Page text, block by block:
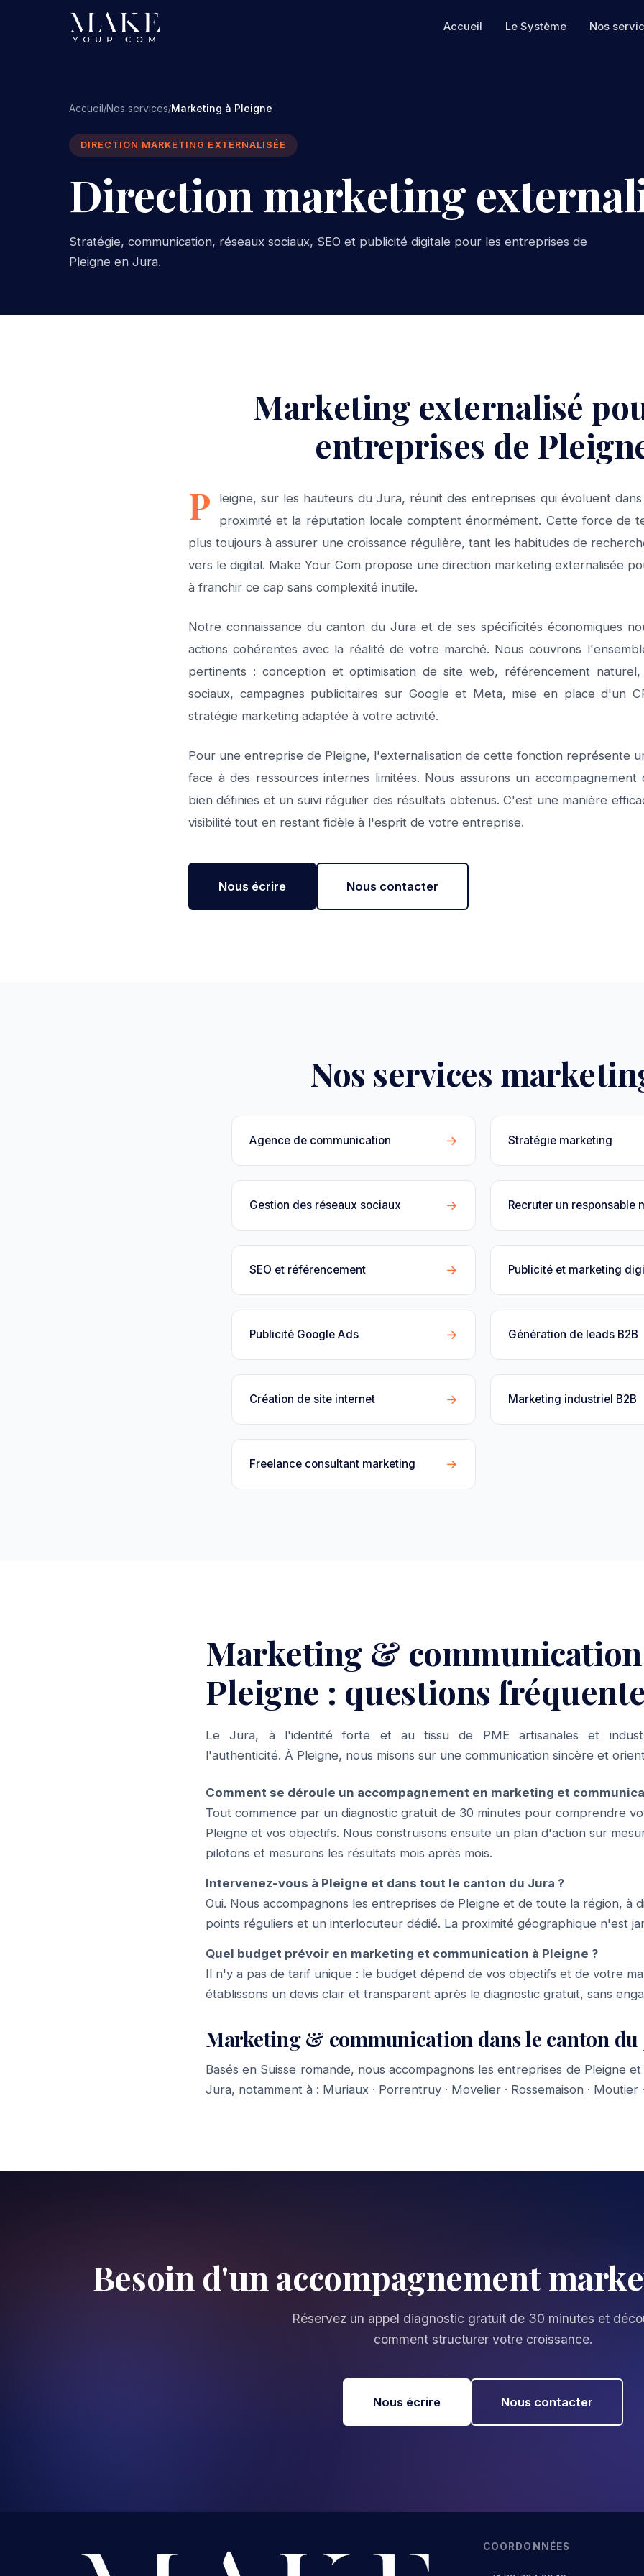
Accueil Le Système Nos
Accueil/Nos services/Marketing à Pleigne
DIRECTION MARKETING EXTERNALISÉE
Direction marketing
Stratégie, communication, réseaux sociaux, SEO et publicité digitale pour les entreprises de
Pleigne en Jura.
Marketing externalisé
entreprises de
P
leigne, sur les hauteurs du Jura, réunit des entreprises qui évoluent
proximité et la réputation locale comptent énormément. Cette force de
plus toujours à assurer une croissance régulière, tant les habitudes de
vers le digital. Make Your Com propose une direction marketing externalisée
à franchir ce cap sans complexité inutile.
Notre connaissance du canton du Jura et de ses spécificités économiques
actions cohérentes avec la réalité de votre marché. Nous couvrons
pertinents : conception et optimisation de site web, référencement naturel,
sociaux, campagnes publicitaires sur Google et Meta, mise en place d'un
stratégie marketing adaptée à votre activité.
Pour une entreprise de Pleigne, l'externalisation de cette fonction représente
face à des ressources internes limitées. Nous assurons un
bien définies et un suivi régulier des résultats obtenus. C'est une manière
visibilité tout en restant fidèle à l'esprit de votre entreprise.
Nous écrire Nous contacter
Nos services
Agence de communication → Stratégie marketing
Gestion des réseaux sociaux → Recruter un responsable
SEO et référencement → Publicité et marketing
Publicité Google Ads → Génération de leads B2B
Création de site internet → Marketing industriel B2B
Freelance consultant marketing →
Marketing &
Pleigne : questions
Le Jura, à l'identité forte et au tissu de PME artisanales et
l'authenticité. À Pleigne, nous misons sur une communication sincère et
Comment se déroule un accompagnement en marketing et
Tout commence par un diagnostic gratuit de 30 minutes pour comprendre
Pleigne et vos objectifs. Nous construisons ensuite un plan d'action sur
pilotons et mesurons les résultats mois après mois.
Intervenez-vous à Pleigne et dans tout le canton du Jura ?
Oui. Nous accompagnons les entreprises de Pleigne et de toute la région, à
points réguliers et un interlocuteur dédié. La proximité géographique n'est
Quel budget prévoir en marketing et communication à Pleigne ?
Il n'y a pas de tarif unique : le budget dépend de vos objectifs et de votre
établissons un devis clair et transparent après le diagnostic gratuit, sans
Marketing & communication dans le canton du
Basés en Suisse romande, nous accompagnons les entreprises de Pleigne
Jura, notamment à : Muriaux · Porrentruy · Movelier · Rossemaison · Moutier
Besoin d'un accompagnement
Réservez un appel diagnostic gratuit de 30 minutes et
comment structurer votre croissance.
Nous écrire Nous contacter
COORDONNÉES